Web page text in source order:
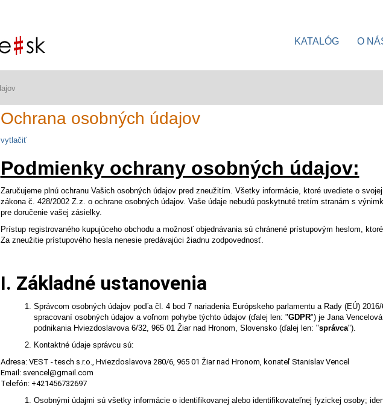
KATALÓG O
Ochrana osobných údajov
vytlačiť
Podmienky ochrany osobných údajov:
Zaručujeme plnú ochranu Vašich osobných údajov pred zneužitím. Všetky informácie, ktoré uvediete o
zákona č. 428/2002 Z.z. o ochrane osobných údajov. Vaše údaje nebudú poskytnuté tretím stranám s
pre doručenie vašej zásielky.
Prístup registrovaného kupujúceho obchodu a možnosť objednávania sú chránené prístupovým heslom,
Za zneužitie prístupového hesla nenesie predávajúci žiadnu zodpovednosť.
I. Základné ustanovenia
Správcom osobných údajov podľa čl. 4 bod 7 nariadenia Európskeho parlamentu a Rady (EÚ)
spracovaní osobných údajov a voľnom pohybe týchto údajov (ďalej len: "GDPR") je Jana
podnikania Hviezdoslavova 6/32, 965 01 Žiar nad Hronom, Slovensko (ďalej len: "správca").
Kontaktné údaje správcu sú:
Adresa: VEST - tesch s.r.o., Hviezdoslavova 280/6, 965 01 Žiar nad Hronom, konateľ Stanislav Vencel
Email: svencel@gmail.com
Telefón: +421456732697
Osobnými údajmi sú všetky informácie o identifikovanej alebo identifikovateľnej fyzickej osoby;